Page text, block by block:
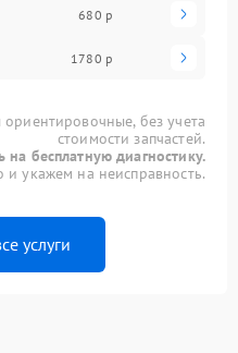
680 р
1780 р
без учета
стоимости запчастей.
на бесплатную диагностику.
укажем на неисправность.
услуги